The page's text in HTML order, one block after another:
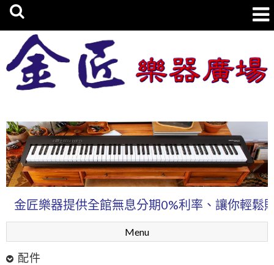
金匠樂器提供全館無息分期0%利率、讓你輕鬆購
Menu
配件